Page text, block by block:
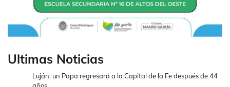
Ultimas Noticias
Luján: un Papa regresará a la Capital de la Fe después de 44